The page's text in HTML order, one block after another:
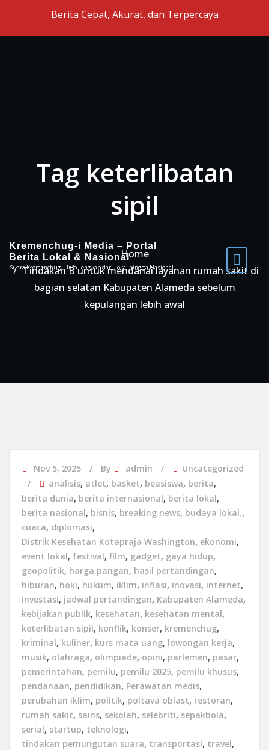
Skip to the contentBerita Cepat, Akurat, dan Terpercaya
Kremenchug-i Media – Portal
Berita Lokal & Nasional
Suara Kremenchug – Info Lengkap dari Lokal hingga Nasional
Tag keterlibatan
sipil
Home
Tindakan B untuk mendanai layanan rumah sakit di
bagian selatan Kabupaten Alameda sebelum
kepulangan lebih awal
Nov 5, 2025 By admin
Uncategorized
analisis, atlet, basket, beasiswa, berita,
berita dunia, berita internasional, berita lokal,
berita nasional, bisnis, breaking news, budaya lokal.,
cuaca, diplomasi,
Distrik Kesehatan Kotapraja Washington, ekonomi,
event lokal, festival, film, gadget, gaya hidup,
geopolitik, harga pangan, hasil pertandingan,
hiburan, hoki, hukum, iklim, inflasi, inovasi, internet,
investasi, jadwal pertandingan, Kabupaten Alameda,
kebijakan publik, kesehatan, kesehatan mental,
keterlibatan sipil, konflik, konser, kremenchug,
kriminal, kuliner, kurs mata uang, lowongan kerja,
musik, olahraga, olimpiade, opini, parlemen, pasar,
pemerintahan, pemilu, pemilu 2025, pemilu khusus,
pendanaan, pendidikan, Perawatan medis,
perubahan iklim, politik, poltava oblast, restoran,
rumah sakit, sains, sekolah, selebriti, sepakbola,
serial, startup, teknologi,
tindakan pemungutan suara, transportasi, travel,